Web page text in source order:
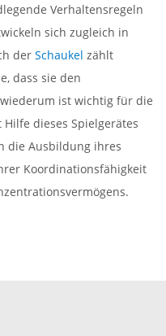
Verhaltensregeln
sich zugleich in
der Schaukel zählt
dass sie den
ist wichtig für die
dieses Spielgerätes
die Ausbildung ihres
Koordinationsfähigkeit